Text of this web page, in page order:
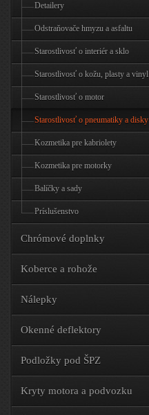
Detailery
Odstraňovače hmyzu a asfaltu
Starostlivosť o interiér a sklo
Starostlivosť o kožu, plasty a vinyl
Starostlivosť o motor
Starostlivosť o pneumatiky a disky
Kozmetika pre kabriolety
Kozmetika pre motorky
Balíčky a sady
Príslušenstvo
Chrómové doplnky
Koberce a rohože
Nálepky
Okenné deflektory
Podložky pod ŠPZ
Kryty motora a podvozku